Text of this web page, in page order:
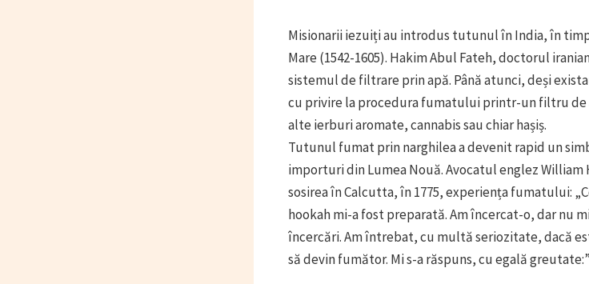
Misionarii iezuiți au introdus tutunul în India, în
Mare (1542-1605). Hakim Abul Fateh, doctorul
sistemul de filtrare prin apă. Până atunci, deși
cu privire la procedura fumatului printr-un filtru de
alte ierburi aromate, cannabis sau chiar hașiș.
Tutunul fumat prin narghilea a devenit rapid un
importuri din Lumea Nouă. Avocatul englez William
sosirea în Calcutta, în 1775, experiența fumatului:
hookah mi-a fost preparată. Am încercat-o, dar nu
încercări. Am întrebat, cu multă seriozitate, dacă
să devin fumător. Mi s-a răspuns, cu egală greutate:”